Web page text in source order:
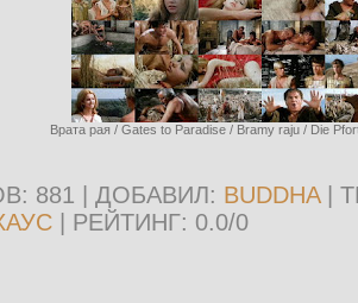
Врата рая / Gates to Paradise / Bramy raju / Die
: 881 | ДОБАВИЛ: BUDDHA|
РЕЙТИНГ: 0.0/0